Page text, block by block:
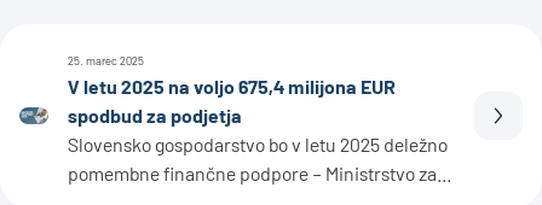
25. marec 2025
V letu 2025 na voljo 675,4 milijona EUR
spodbud za podjetja
Slovensko gospodarstvo bo v letu 2025 deležno
pomembne finančne podpore – Ministrstvo za...